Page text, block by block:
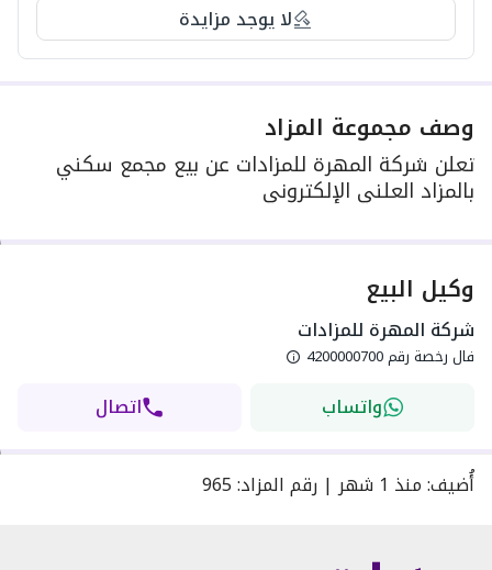
لا يوجد مزايدة
وصف مجموعة المزاد
تعلن شركة المهرة للمزادات عن بيع مجمع سكني
بالمزاد العلني الإلكتروني
وكيل البيع
شركة المهرة للمزادات
فال رخصة رقم4200000700
واتساب اتصال
أُضيف:منذ 1 شهر | رقم المزاد:
965